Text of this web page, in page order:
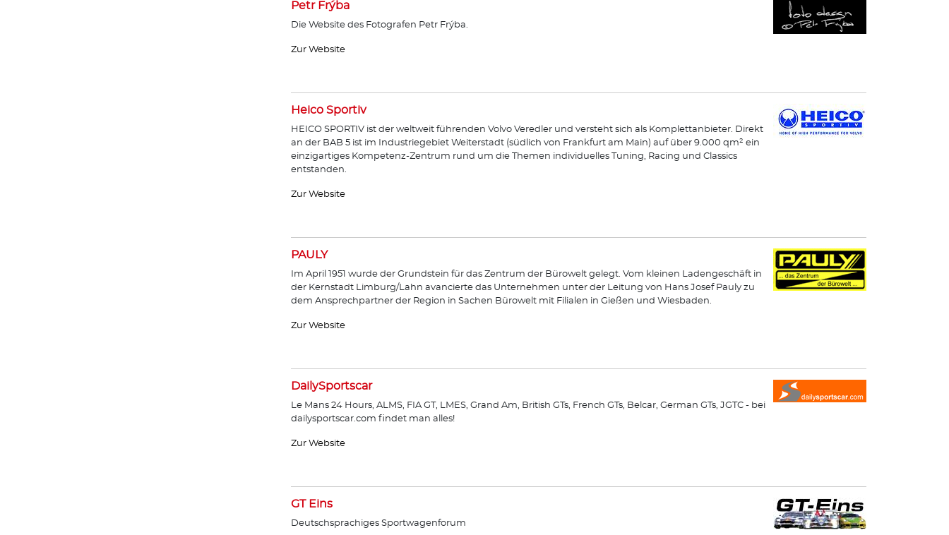
Petr Frýba
Die Website des Fotografen Petr Frýba.
Zur Website
Heico Sportiv
HEICO SPORTIV ist der weltweit führenden Volvo Veredler und versteht sich als Komplettanbieter. Direkt
an der BAB 5 ist im Industriegebiet Weiterstadt (südlich von Frankfurt am Main) auf über 9.000 qm² ein
einzigartiges Kompetenz-Zentrum rund um die Themen individuelles Tuning, Racing und Classics
entstanden.
Zur Website
PAULY
Im April 1951 wurde der Grundstein für das Zentrum der Bürowelt gelegt. Vom kleinen Ladengeschäft in
der Kernstadt Limburg/Lahn avancierte das Unternehmen unter der Leitung von Hans Josef Pauly zu
dem Ansprechpartner der Region in Sachen Bürowelt mit Filialen in Gießen und Wiesbaden.
Zur Website
DailySportscar
Le Mans 24 Hours, ALMS, FIA GT, LMES, Grand Am, British GTs, French GTs, Belcar, German GTs, JGTC - bei
dailysportscar.com findet man alles!
Zur Website
GT Eins
Deutschsprachiges Sportwagenforum